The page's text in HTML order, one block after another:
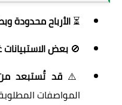
⏳الأرباح محدودة
🚫 بعض
⚠️قد تُستبعد
المواصفات